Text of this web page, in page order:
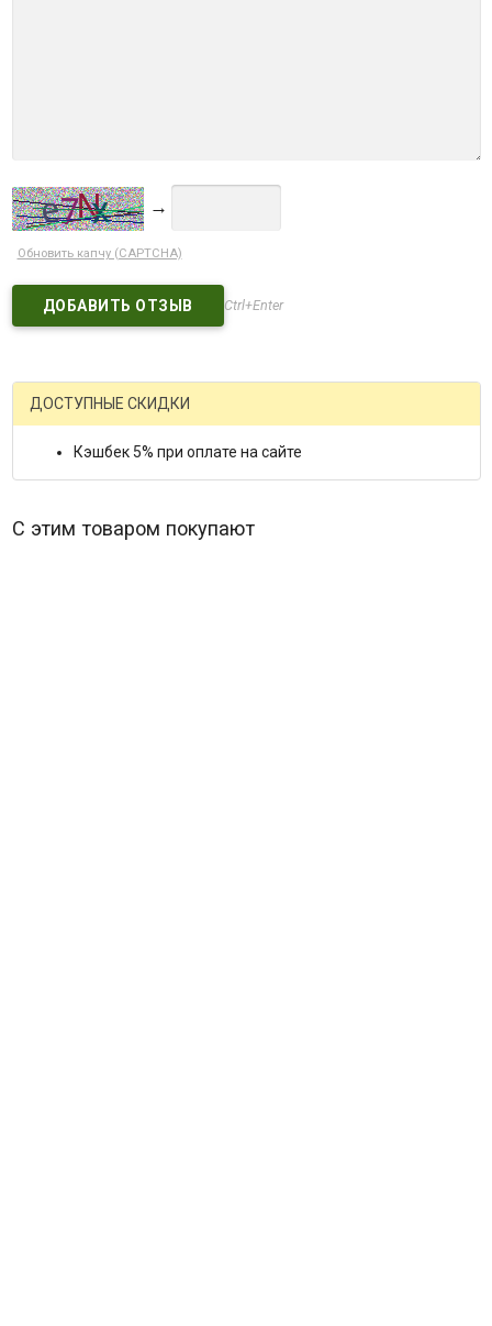
→
Обновить капчу (CAPTCHA)
Ctrl+Enter
ДОСТУПНЫЕ СКИДКИ
Кэшбек 5% при оплате на сайте
С этим товаром покупают